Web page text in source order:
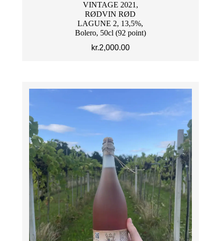
VINTAGE 2021,
RØDVIN RØD
LAGUNE 2, 13,5%,
Bolero, 50cl (92 point)
kr.2,000.00